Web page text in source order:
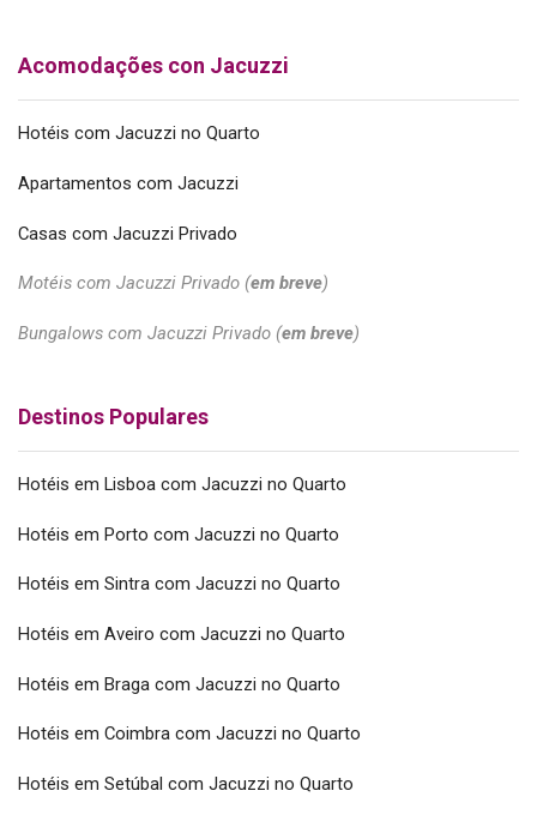
Acomodações con Jacuzzi
Hotéis com Jacuzzi no Quarto
Apartamentos com Jacuzzi
Casas com Jacuzzi Privado
Motéis com Jacuzzi Privado (em breve)
Bungalows com Jacuzzi Privado (em breve)
Destinos Populares
Hotéis em Lisboa com Jacuzzi no Quarto
Hotéis em Porto com Jacuzzi no Quarto
Hotéis em Sintra com Jacuzzi no Quarto
Hotéis em Aveiro com Jacuzzi no Quarto
Hotéis em Braga com Jacuzzi no Quarto
Hotéis em Coimbra com Jacuzzi no Quarto
Hotéis em Setúbal com Jacuzzi no Quarto